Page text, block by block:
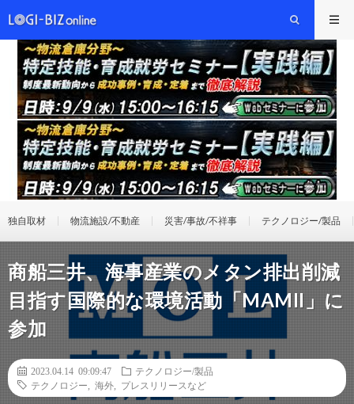
独自取材 物流施設/不動産 災害/事故/不祥事 テクノロジー/製品
商船三井、海事産業のメタン排出削減
目指す国際的な環境活動「MAMII」に
参加
2023.04.14 09:09:47
テクノロジー/製品
テクノロジー
海外 プレスリリースなど